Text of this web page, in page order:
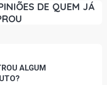
DE QUEM JÁ
ALGUM